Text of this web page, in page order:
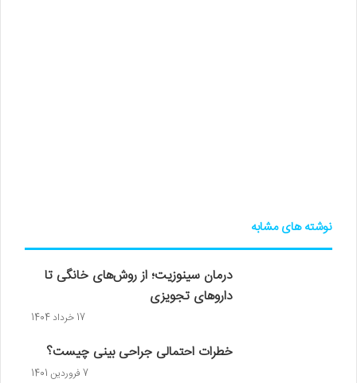
نوشته های مشابه
درمان سینوزیت؛ از روش‌‎های خانگی تا
داروهای تجویزی
17 خرداد 1404
خطرات احتمالی جراحی بینی چیست؟
7 فروردین 1401